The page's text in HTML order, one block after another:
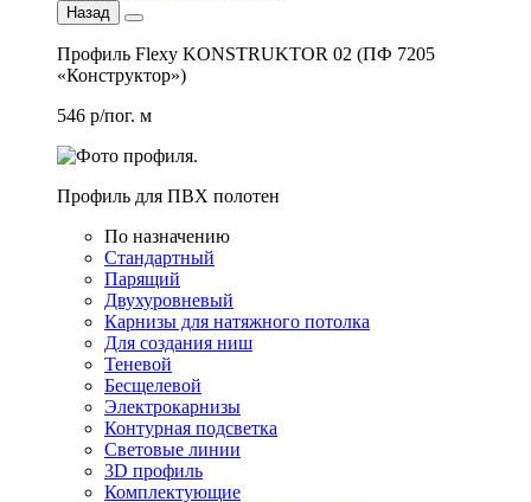
Назад
Профиль Flexy KONSTRUKTOR 02 (ПФ 7205
«Конструктор»)
546 р/пог. м
Профиль для ПВХ полотен
По назначению
Стандартный
Парящий
Двухуровневый
Карнизы для натяжного потолка
Для создания ниш
Теневой
Бесщелевой
Электрокарнизы
Контурная подсветка
Световые линии
3D профиль
Комплектующие